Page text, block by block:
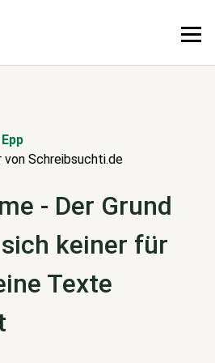
von Schreibsuchti.de
- Der Grund
keiner für
Texte